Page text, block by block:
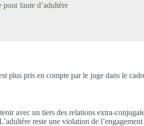
faute d’adultère
plus pris en compte par le juge dans le
avec un tiers des relations extra-
reste une violation de